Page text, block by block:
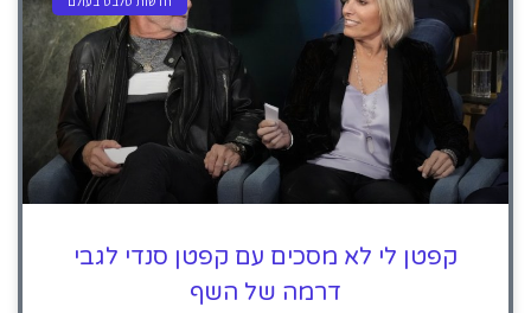
קפטן לי לא מסכים עם קפטן סנדי לגבי
דרמה של השף